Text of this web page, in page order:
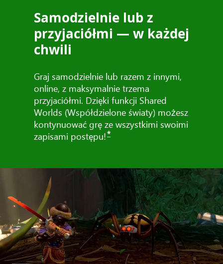
Samodzielnie lub z
przyjaciółmi — w każdej
chwili
Graj samodzielnie lub razem z innymi,
online, z maksymalnie trzema
przyjaciółmi. Dzięki funkcji Shared
Worlds (Współdzielone światy) możesz
kontynuować grę ze wszystkimi swoimi
zapisami postępu!*